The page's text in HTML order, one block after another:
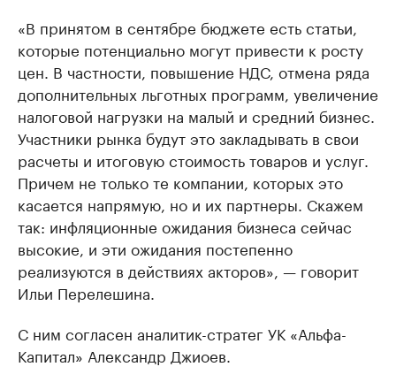
«В принятом в сентябре бюджете есть статьи,
которые потенциально могут привести к росту
цен. В частности, повышение НДС, отмена ряда
дополнительных льготных программ, увеличение
налоговой нагрузки на малый и средний бизнес.
Участники рынка будут это закладывать в свои
расчеты и итоговую стоимость товаров и услуг.
Причем не только те компании, которых это
касается напрямую, но и их партнеры. Скажем
так: инфляционные ожидания бизнеса сейчас
высокие, и эти ожидания постепенно
реализуются в действиях акторов», — говорит
Ильи Перелешина.
С ним согласен аналитик-стратег УК «Альфа-
Капитал» Александр Джиоев.